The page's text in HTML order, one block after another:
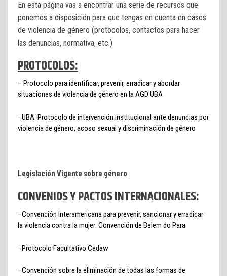
En esta página vas a encontrar una serie de recursos que
ponemos a disposición para que tengas en cuenta en casos
de violencia de género (protocolos, contactos para hacer
las denuncias, normativa, etc.)
PROTOCOLOS:
– Protocolo para identificar, prevenir, erradicar y abordar
situaciones de violencia de género en la AGD UBA
–UBA: Protocolo de intervención institucional ante denuncias por
violencia de género, acoso sexual y discriminación de género
Legislación Vigente sobre género
CONVENIOS Y PACTOS INTERNACIONALES:
–Convención Interamericana para prevenir, sancionar y erradicar
la violencia contra la mujer: Convención de Belem do Para
–Protocolo Facultativo Cedaw
–Convención sobre la eliminación de todas las formas de